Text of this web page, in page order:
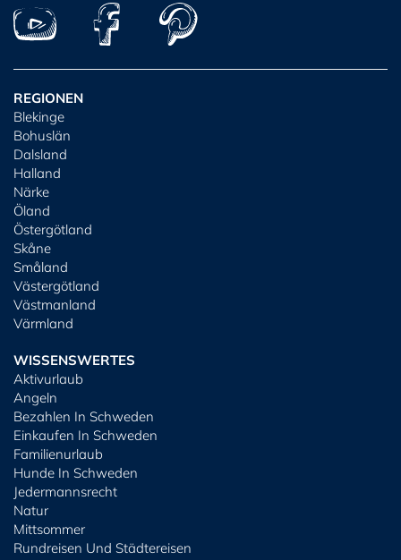
REGIONEN
Blekinge
Bohuslän
Dalsland
Halland
Närke
Öland
Östergötland
Skåne
Småland
Västergötland
Västmanland
Värmland
WISSENSWERTES
Aktivurlaub
Angeln
Bezahlen In Schweden
Einkaufen In Schweden
Familienurlaub
Hunde In Schweden
Jedermannsrecht
Natur
Mittsommer
Rundreisen Und Städtereisen